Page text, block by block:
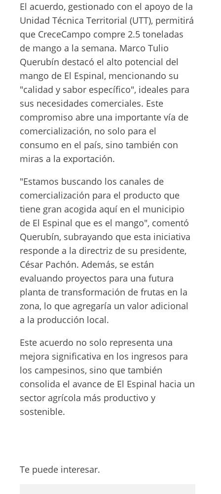
El acuerdo, gestionado con el apoyo de la
Unidad Técnica Territorial (UTT), permitirá
que CreceCampo compre 2.5 toneladas
de mango a la semana. Marco Tulio
Querubín destacó el alto potencial del
mango de El Espinal, mencionando su
"calidad y sabor específico", ideales para
sus necesidades comerciales. Este
compromiso abre una importante vía de
comercialización, no solo para el
consumo en el país, sino también con
miras a la exportación.
"Estamos buscando los canales de
comercialización para el producto que
tiene gran acogida aquí en el municipio
de El Espinal que es el mango", comentó
Querubín, subrayando que esta iniciativa
responde a la directriz de su presidente,
César Pachón. Además, se están
evaluando proyectos para una futura
planta de transformación de frutas en la
zona, lo que agregaría un valor adicional
a la producción local.
Este acuerdo no solo representa una
mejora significativa en los ingresos para
los campesinos, sino que también
consolida el avance de El Espinal hacia un
sector agrícola más productivo y
sostenible.
Te puede interesar.